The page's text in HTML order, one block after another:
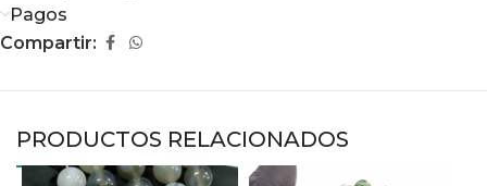
Pagos
Compartir:
PRODUCTOS RELACIONADOS